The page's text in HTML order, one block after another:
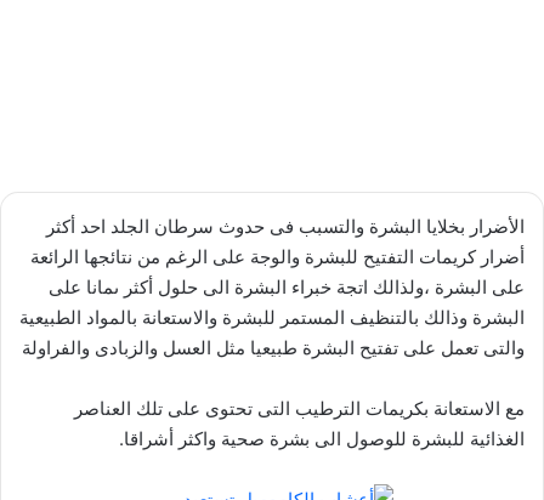
الأضرار بخلايا البشرة والتسبب فى حدوث سرطان الجلد احد أكثر
أضرار كريمات التفتيح للبشرة والوجة على الرغم من نتائجها الرائعة
على البشرة ،ولذالك اتجة خبراء البشرة الى حلول أكثر ىمانا على
البشرة وذالك بالتنظيف المستمر للبشرة والاستعانة بالمواد الطبيعية
والتى تعمل على تفتيح البشرة طبيعيا مثل العسل والزبادى والفراولة
مع الاستعانة بكريمات الترطيب التى تحتوى على تلك العناصر
الغذائية للبشرة للوصول الى بشرة صحية واكثر أشراقا.